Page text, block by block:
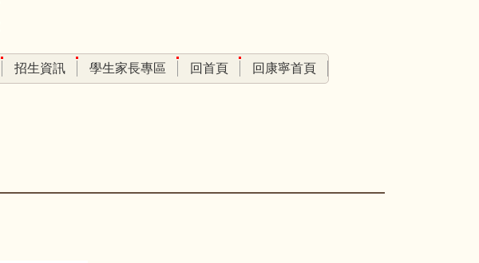
招生資訊 學生家長專區 回首頁 回康寧首頁